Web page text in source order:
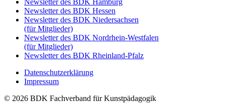
Newsletter des BDK Hamburg
Newsletter des BDK Hessen
Newsletter des BDK Niedersachsen
(für Mitglieder)
Newsletter des BDK Nordrhein-Westfalen
(für Mitglieder)
Newsletter des BDK Rheinland-Pfalz
Datenschutzerklärung
Impressum
© 2026 BDK Fachverband für Kunstpädagogik